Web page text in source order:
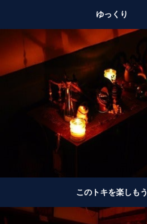
ゆっくり
このトキを楽しもう